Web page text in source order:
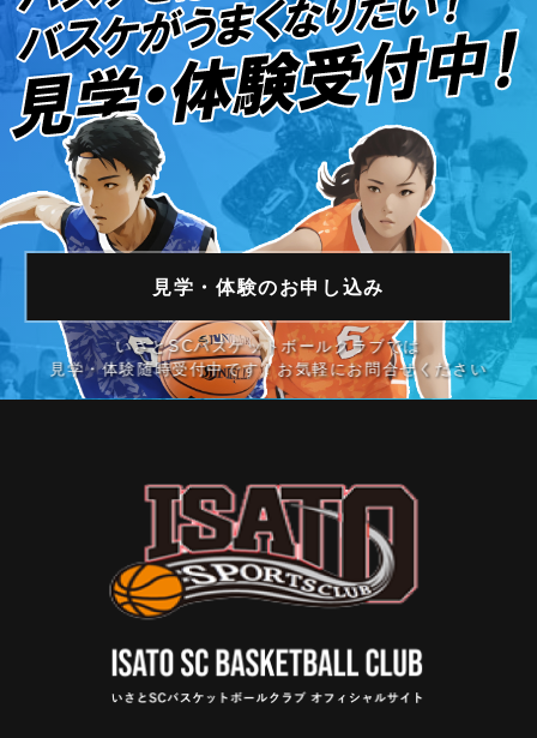
見学・体験のお申し込み
いさとSCバスケットボールクラブでは
見学・体験随時受付中です！お気軽にお問合せください